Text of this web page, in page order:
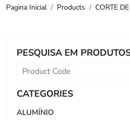
Pagina Inicial Products CORTE
PESQUISA EM
CATEGORIES
ALUMÍNIO